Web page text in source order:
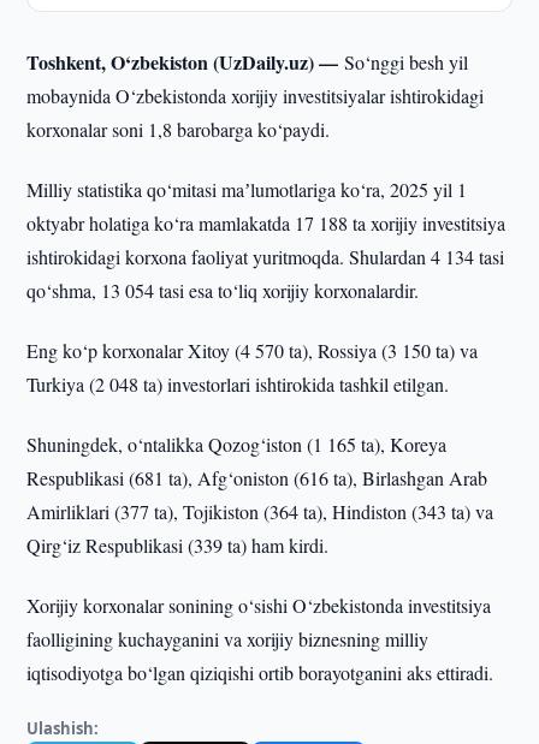
Toshkent, O‘zbekiston (UzDaily.uz) —So‘nggi besh yil
mobaynida O‘zbekistonda xorijiy investitsiyalar ishtirokidagi
korxonalar soni 1,8 barobarga ko‘paydi.
Milliy statistika qo‘mitasi maʼlumotlariga ko‘ra, 2025 yil 1
oktyabr holatiga ko‘ra mamlakatda 17 188 ta xorijiy investitsiya
ishtirokidagi korxona faoliyat yuritmoqda. Shulardan 4 134 tasi
qo‘shma, 13 054 tasi esa to‘liq xorijiy korxonalardir.
Eng ko‘p korxonalar Xitoy (4 570 ta), Rossiya (3 150 ta) va
Turkiya (2 048 ta) investorlari ishtirokida tashkil etilgan.
Shuningdek, o‘ntalikka Qozog‘iston (1 165 ta), Koreya
Respublikasi (681 ta), Afg‘oniston (616 ta), Birlashgan Arab
Amirliklari (377 ta), Tojikiston (364 ta), Hindiston (343 ta) va
Qirg‘iz Respublikasi (339 ta) ham kirdi.
Xorijiy korxonalar sonining o‘sishi O‘zbekistonda investitsiya
faolligining kuchayganini va xorijiy biznesning milliy
iqtisodiyotga bo‘lgan qiziqishi ortib borayotganini aks ettiradi.
Ulashish: